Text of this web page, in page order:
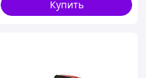
Купить